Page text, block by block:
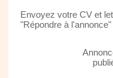
Envoyez votre CV et
"Répondre à l'annonce"